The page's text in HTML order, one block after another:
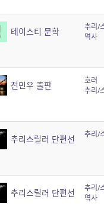
테이스티 문학
추리/
역사
전민우 출판
호러
추리/
추리스릴러 단편선 추리/
추리스릴러 단편선
추리/
역사